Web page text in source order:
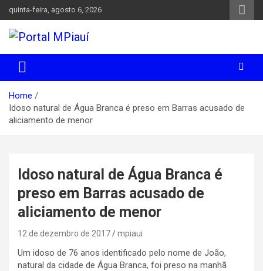
to
content
quinta-feira, agosto 6, 2026
Portal MPiauí
Parnaíba
Home
Idoso natural de Água Branca é preso em Barras acusado de
aliciamento de menor
Idoso natural de Água Branca é
preso em Barras acusado de
aliciamento de menor
12 de dezembro de 2017 mpiaui
Um idoso de 76 anos identificado pelo nome de João,
natural da cidade de Água Branca, foi preso na manhã